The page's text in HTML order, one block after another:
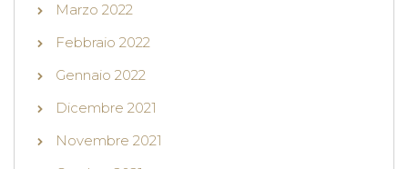
Marzo 2022
Febbraio 2022
Gennaio 2022
Dicembre 2021
Novembre 2021